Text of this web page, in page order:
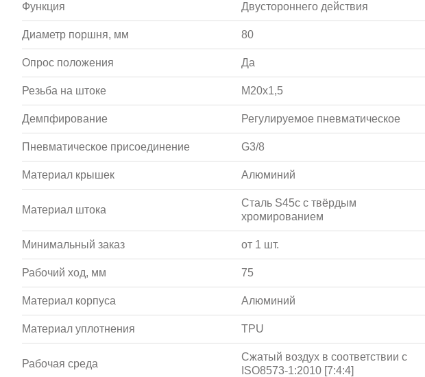
Функция Двустороннего действия
Диаметр поршня, мм 80
Опрос положения Да
Резьба на штоке M20x1,5
Демпфирование Регулируемое пневматическое
Пневматическое присоединение G3/8
Материал крышек Алюминий
Материал штока
Сталь S45c с твёрдым
хромированием
Минимальный заказ от 1 шт.
Рабочий ход, мм 75
Материал корпуса Алюминий
Материал уплотнения TPU
Рабочая среда
Сжатый воздух в соответствии с
ISO8573-1:2010 [7:4:4]